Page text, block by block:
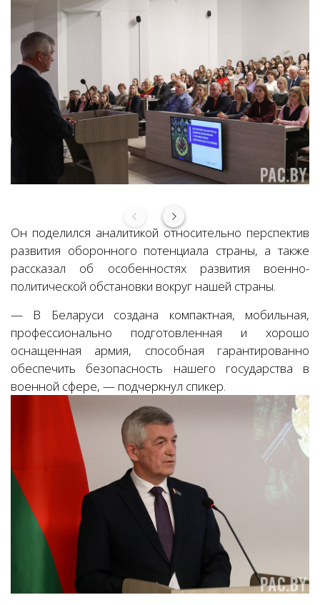
Он поделился аналитикой относительно перспектив
развития оборонного потенциала страны, а также
рассказал об особенностях развития военно-
политической обстановки вокруг нашей страны.
— В Беларуси создана компактная, мобильная,
профессионально подготовленная и хорошо
оснащенная армия, способная гарантированно
обеспечить безопасность нашего государства в
военной сфере, — подчеркнул спикер.